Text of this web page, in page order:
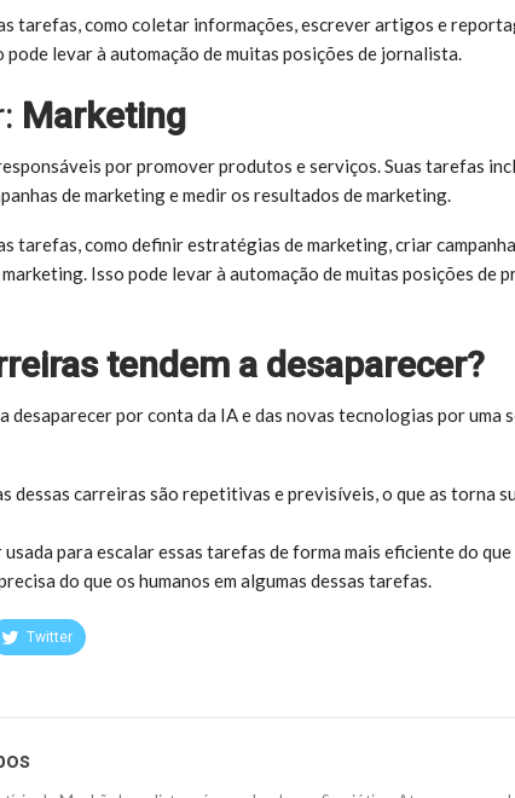
tarefas, como coletar informações, escrever artigos e
levar à automação de muitas posições de jornalista.
Marketing
por promover produtos e serviços. Suas tarefas
de marketing e medir os resultados de marketing.
tarefas, como definir estratégias de marketing, criar
Isso pode levar à automação de muitas posições de
tendem a desaparecer?
desaparecer por conta da IA e das novas tecnologias por uma
dessas carreiras são repetitivas e previsíveis, o que as torna
usada para escalar essas tarefas de forma mais eficiente do que
do que os humanos em algumas dessas tarefas.
Twitter